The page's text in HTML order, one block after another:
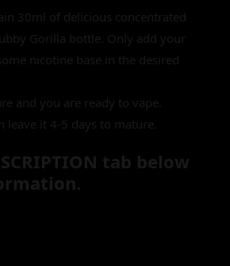
30ml of delicious concentrated
Gorilla bottle. Only add your
nicotine base in the desired
and you are ready to vape.
leave it 4-5 days to mature.
tab below